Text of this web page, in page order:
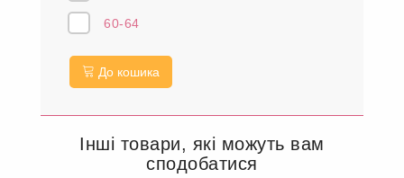
60-64
До кошика
Інші товари, які можуть вам
сподобатися